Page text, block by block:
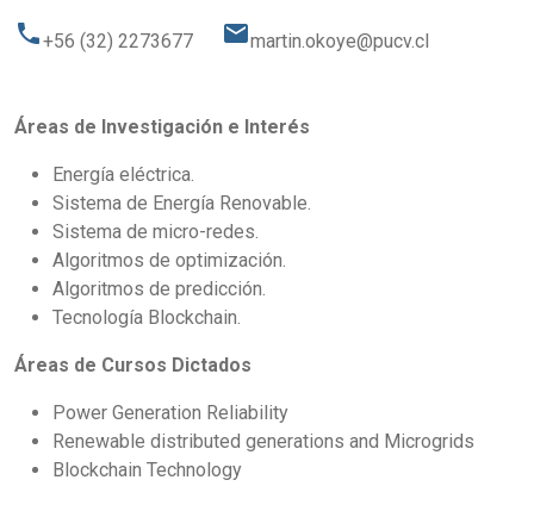
phone+56 (32) 2273677 emailmartin.okoye@pucv.cl
Áreas de Investigación e Interés
Energía eléctrica.
Sistema de Energía Renovable.
Sistema de micro-redes.
Algoritmos de optimización.
Algoritmos de predicción.
Tecnología Blockchain.
Áreas de Cursos Dictados
Power Generation Reliability
Renewable distributed generations and Microgrids
Blockchain Technology